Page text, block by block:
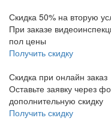
Скидка 50% на вторую
При заказе
пол цены
Получить скидку
Скидка при онлайн заказ
Оставьте заявку через
дополнительную скидку
Получить скидку